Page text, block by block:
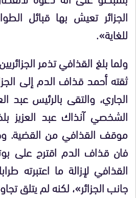
الجزائر تعيش بها قبائل
للغاية».
ولما بلغ القذافي تذمر
الجاري، والتقى بالرئيس عبد
الشخصي آنذاك عبد العزيز
موقف القذافي من القضية.
فان قذاف الدم اقترح على
القذافي لإزالة ما
جانب الجزائر»، لكنه لم يتلق